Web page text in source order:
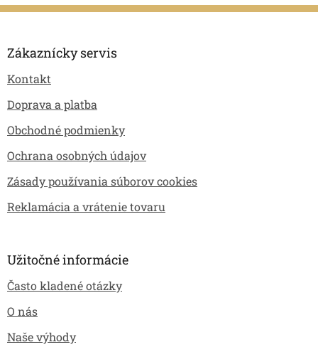
r
Zákaznícky servis
Kontakt
Doprava a platba
Obchodné podmienky
Ochrana osobných údajov
Zásady používania súborov cookies
Reklamácia a vrátenie tovaru
Užitočné informácie
Často kladené otázky
O nás
Naše výhody